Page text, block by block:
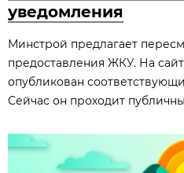
уведомления
Минстрой предлагает
предоставления ЖКУ. На
опубликован
Сейчас он проходит